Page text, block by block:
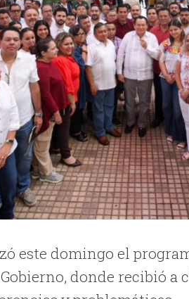
este domingo el
donde recibió a